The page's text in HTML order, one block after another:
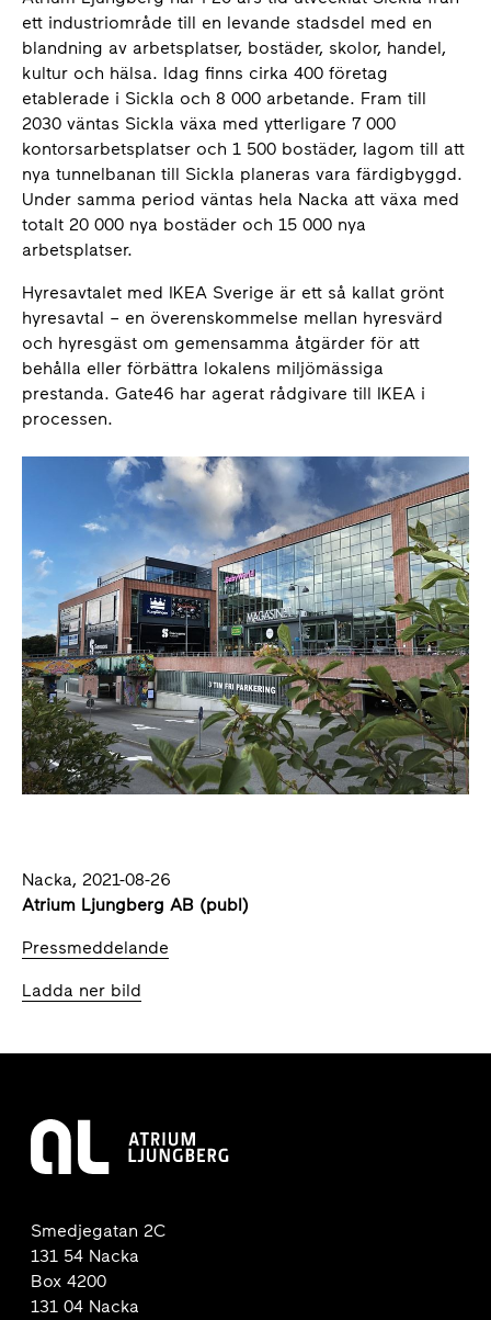
ett industriområde till en levande stadsdel med en
blandning av arbetsplatser, bostäder, skolor, handel,
kultur och hälsa. Idag finns cirka 400 företag
etablerade i Sickla och 8 000 arbetande. Fram till
2030 väntas Sickla växa med ytterligare 7 000
kontorsarbetsplatser och 1 500 bostäder, lagom till att
nya tunnelbanan till Sickla planeras vara färdigbyggd.
Under samma period väntas hela Nacka att växa med
totalt 20 000 nya bostäder och 15 000 nya
arbetsplatser.
Hyresavtalet med IKEA Sverige är ett så kallat grönt
hyresavtal – en överenskommelse mellan hyresvärd
och hyresgäst om gemensamma åtgärder för att
behålla eller förbättra lokalens miljömässiga
prestanda. Gate46 har agerat rådgivare till IKEA i
processen.
Nacka, 2021-08-26
Atrium Ljungberg AB (publ)
Pressmeddelande
Ladda ner bild
Smedjegatan 2C
131 54 Nacka
Box 4200
131 04 Nacka